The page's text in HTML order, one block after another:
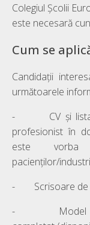
Colegiul Școlii
este necesară
Cum se
Candidații
următoarele
- CV și lista
profesionist în
este
pacienților/
- Scrisoare de
- Model de